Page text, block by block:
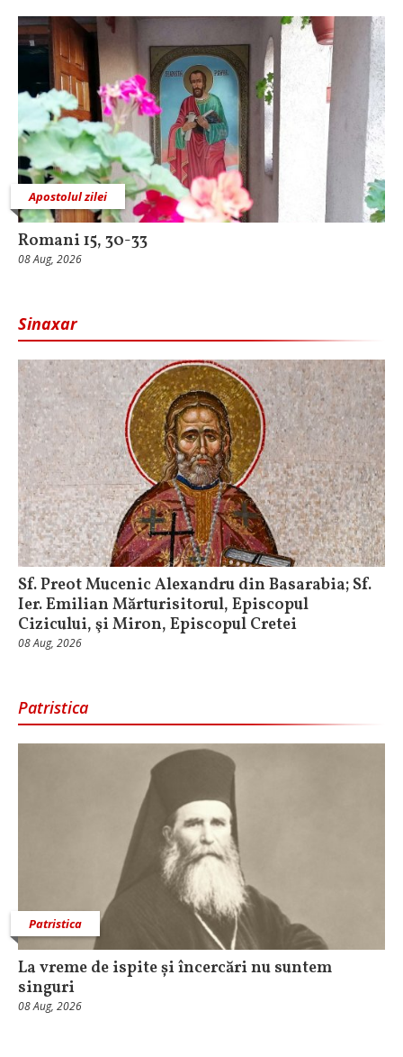
Apostolul zilei
Romani 15, 30-33
08 Aug, 2026
Sinaxar
Sf. Preot Mucenic Alexandru din Basarabia; Sf.
Ier. Emilian Mărturisitorul, Episcopul
Cizicului, şi Miron, Episcopul Cretei
08 Aug, 2026
Patristica
Patristica
La vreme de ispite și încercări nu suntem
singuri
08 Aug, 2026